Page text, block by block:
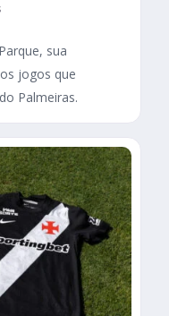
sua
jogos que
Palmeiras.